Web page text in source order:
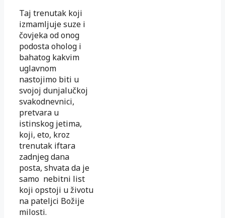
Taj trenutak koji
izmamljuje suze i
čovjeka od onog
podosta oholog i
bahatog kakvim
uglavnom
nastojimo biti u
svojoj dunjalučkoj
svakodnevnici,
pretvara u
istinskog jetima,
koji, eto, kroz
trenutak iftara
zadnjeg dana
posta, shvata da je
samo nebitni list
koji opstoji u životu
na pateljci Božije
milosti.